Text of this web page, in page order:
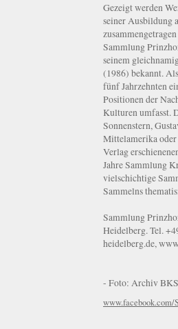
Gezeigt werden
seiner Ausbildung
Sammlung
seinem
(1986) bekannt.
fünf Jahrzehnten
Positionen der
Kulturen umfasst.
Sonnenstern,
Mittelamerika
Verlag
Jahre Sammlung
vielschichtige
Sammelns
Sammlung
Heidelberg. Tel.
heidelberg.de,
- Foto: Archiv
www.facebook.com/